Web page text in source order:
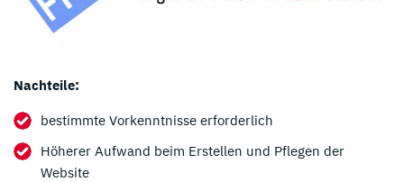
Nachteile:
bestimmte Vorkenntnisse erforderlich
Höherer Aufwand beim Erstellen und Pflegen der
Website